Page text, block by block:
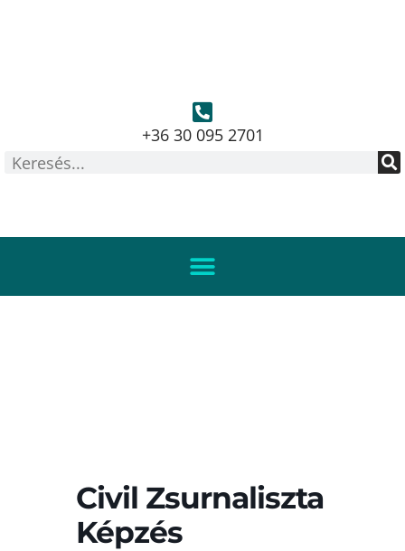
+36 30 095 2701
Civil Zsurnaliszta
Képzés